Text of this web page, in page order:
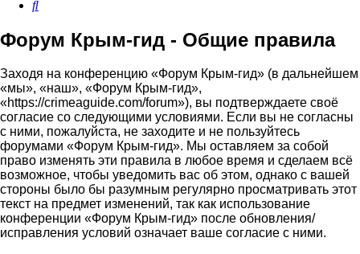
Поиск
Форум Крым-гид - Общие правила
Заходя на конференцию «Форум Крым-гид» (в дальнейшем
«мы», «наш», «Форум Крым-гид»,
«https://crimeaguide.com/forum»), вы подтверждаете своё
согласие со следующими условиями. Если вы не согласны
с ними, пожалуйста, не заходите и не пользуйтесь
форумами «Форум Крым-гид». Мы оставляем за собой
право изменять эти правила в любое время и сделаем всё
возможное, чтобы уведомить вас об этом, однако с вашей
стороны было бы разумным регулярно просматривать этот
текст на предмет изменений, так как использование
конференции «Форум Крым-гид» после обновления/
исправления условий означает ваше согласие с ними.